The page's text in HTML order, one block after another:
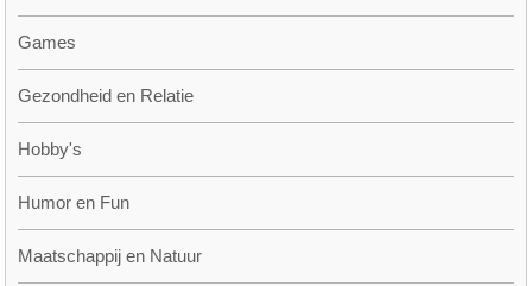
Games
Gezondheid en Relatie
Hobby's
Humor en Fun
Maatschappij en Natuur